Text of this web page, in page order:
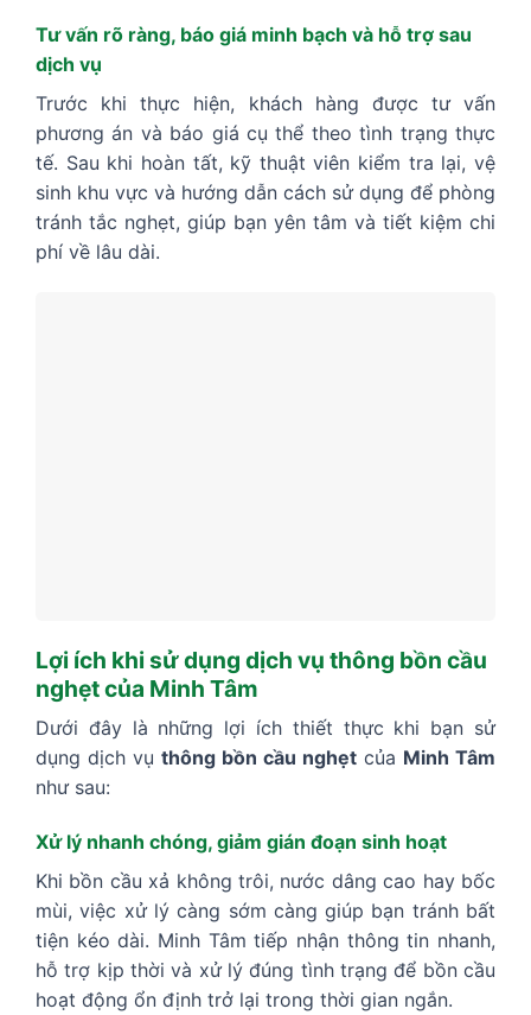
Tư vấn rõ ràng, báo giá minh bạch và hỗ trợ sau
dịch vụ
Trước khi thực hiện, khách hàng được tư vấn
phương án và báo giá cụ thể theo tình trạng thực
tế. Sau khi hoàn tất, kỹ thuật viên kiểm tra lại, vệ
sinh khu vực và hướng dẫn cách sử dụng để phòng
tránh tắc nghẹt, giúp bạn yên tâm và tiết kiệm chi
phí về lâu dài.
Lợi ích khi sử dụng dịch vụ thông bồn cầu
nghẹt của Minh Tâm
Dưới đây là những lợi ích thiết thực khi bạn sử
dụng dịch vụ thông bồn cầu nghẹt của Minh Tâm
như sau:
Xử lý nhanh chóng, giảm gián đoạn sinh hoạt
Khi bồn cầu xả không trôi, nước dâng cao hay bốc
mùi, việc xử lý càng sớm càng giúp bạn tránh bất
tiện kéo dài. Minh Tâm tiếp nhận thông tin nhanh,
hỗ trợ kịp thời và xử lý đúng tình trạng để bồn cầu
hoạt động ổn định trở lại trong thời gian ngắn.